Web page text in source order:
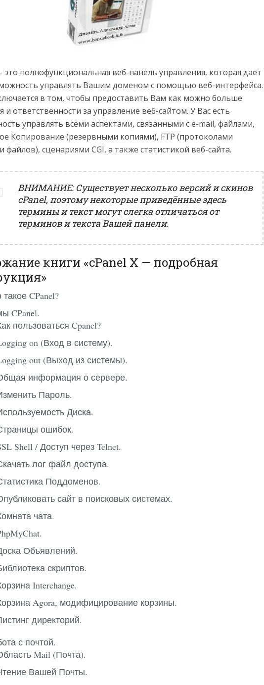
это полнофункциональная веб-панель управления, которая дает
управлять Вашим доменом с помощью веб-интерфейса.
в том, чтобы предоставить Вам как можно больше
и ответственности за управление веб-сайтом. У Вас есть
управлять всеми аспектами, связанными с e-mail, файлами,
Копирование (резервными копиями), FTP (протоколами
файлов), сценариями CGI, а также статистикой веб-сайта.
ВНИМАНИЕ: Существует несколько версий и скинов
cPanel, поэтому некоторые приведённые здесь
термины и текст могут слегка отличаться от
терминов и текста Вашей панели.
книги «cPanel X — подробная
такое CPanel?
CPanel.
пользоваться Cpanel?
on (Вход в систему).
out (Выход из системы).
информация о сервере.
Пароль.
Диска.
ошибок.
Shell / Доступ через Telnet.
лог файл доступа.
Поддоменов.
сайт в поисковых системах.
чата.
Объявлений.
скриптов.
Interchange.
Agora, модифицирование корзины.
директорий.
с почтой.
Mail (Почта).
Вашей Почты.